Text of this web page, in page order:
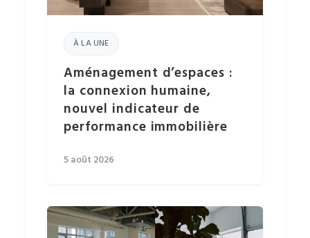
À LA UNE
Aménagement d’espaces :
la connexion humaine,
nouvel indicateur de
performance immobilière
5 août 2026